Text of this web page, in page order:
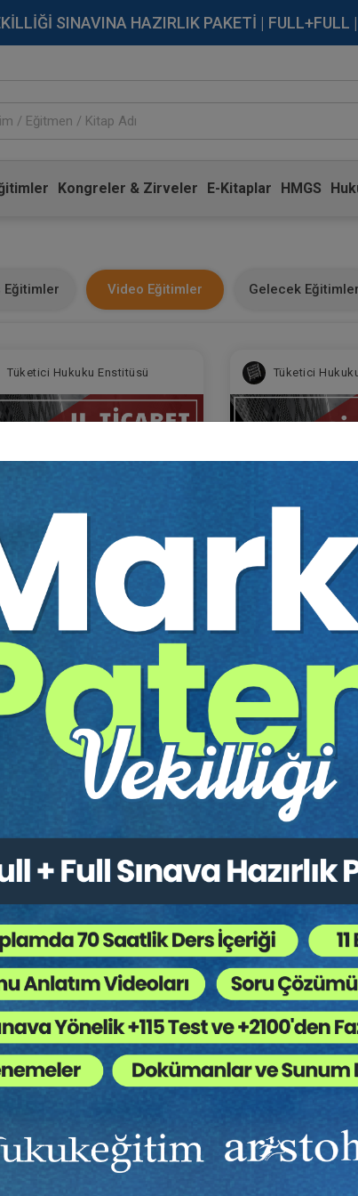
SINAVINA HAZIRLIK PAKETİ | FULL+FULL
Kongreler & Zirveler E-Kitaplar HMGS
Eğitimler Video Eğitimler Gelecek Eğitimler
Tüketici Hukuku Enstitüsü
Hukuku Kongresi Tüm
Video Kaydı (11
Sepete Ekle
Tüketici
Şirketler Hukuku
Hukuku Kongresi
Video Kaydı
Tüketici Hukuku Enstitüsü
Kongresi - IX. Oturum
Kaydı
Sepete Ekle
Tüketici
Hukuku Kongresi
Video Kaydı
360
TL
Tüketici Hukuku Enstitüsü Tüketici
Ekibinizin hukuk bilgisini yükseltin, kaliteli
Ekibinize, Hukuk Eğitim’in birbirinden kaliteli
sınırsız erişim imkanı sunun.